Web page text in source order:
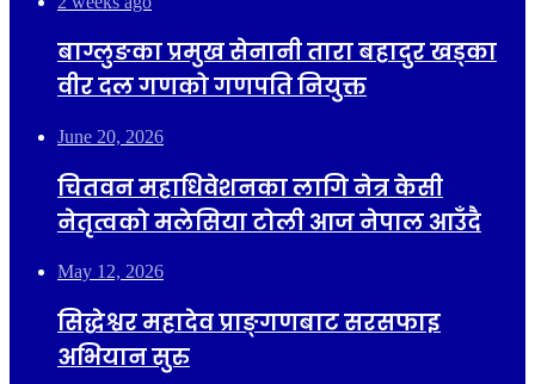
बाग्लुङका प्रमुख सेनानी तारा बहादुर खड्का
वीर दल गणको गणपति नियुक्त
June 20, 2026
चितवन महाधिवेशनका लागि नेत्र केसी
नेतृत्वको मलेसिया टोली आज नेपाल आउँदै
May 12, 2026
सिद्धेश्वर महादेव प्राङ्गणबाट सरसफाइ
अभियान सुरु